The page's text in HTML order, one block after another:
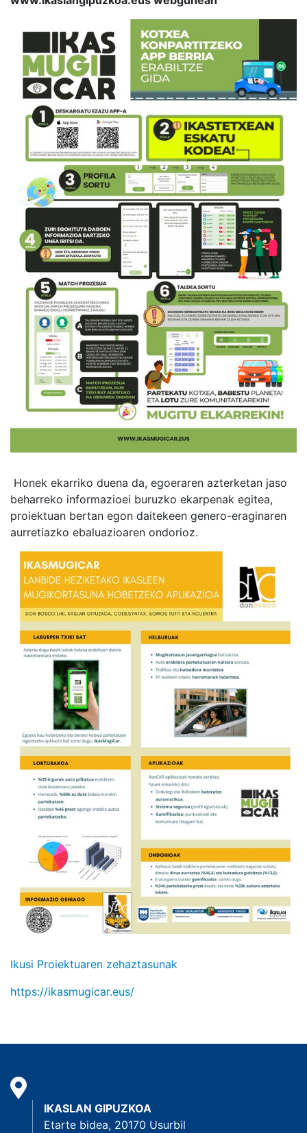
Honek ekarriko duena da, egoeraren azterketan jaso
beharreko informazioei buruzko ekarpenak egitea,
proiektuan bertan egon daitekeen genero-eraginaren
aurretiazko ebaluazioaren ondorioz.
Ikusi Proiektuaren zehaztasunak
https://ikasmugicar.eus/
IKASLAN GIPUZKOA
Etarte bidea, 20170 Usurbil